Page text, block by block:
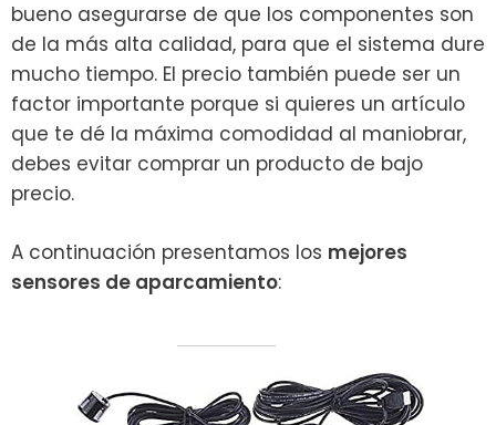
bueno asegurarse de que los componentes son
de la más alta calidad, para que el sistema dure
mucho tiempo. El precio también puede ser un
factor importante porque si quieres un artículo
que te dé la máxima comodidad al maniobrar,
debes evitar comprar un producto de bajo
precio.
A continuación presentamos los mejores
sensores de aparcamiento: